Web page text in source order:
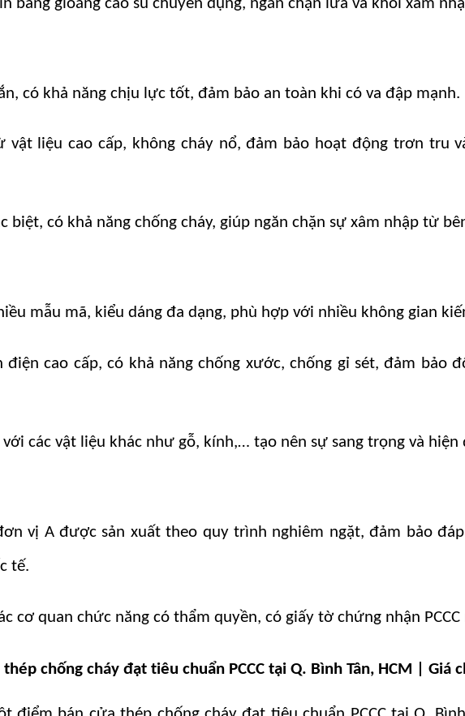
có khả năng chịu lực tốt, đảm bảo an toàn khi có va đập mạnh.
vật liệu cao cấp, không cháy nổ, đảm bảo hoạt động trơn tru
biệt, có khả năng chống cháy, giúp ngăn chặn sự xâm nhập từ
mẫu mã, kiểu dáng đa dạng, phù hợp với nhiều không gian
cao cấp, có khả năng chống xước, chống gỉ sét, đảm bảo
các vật liệu khác như gỗ, kính,… tạo nên sự sang trọng và hiện
vị A được sản xuất theo quy trình nghiêm ngặt, đảm bảo
tế.
cơ quan chức năng có thẩm quyền, có giấy tờ chứng nhận PCCC
chống cháy đạt tiêu chuẩn PCCC tại Q. Bình Tân, HCM | Giá